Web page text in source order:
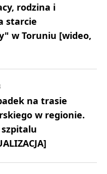
rodzina i
starcie
w Toruniu [wideo,
na trasie
w regionie.